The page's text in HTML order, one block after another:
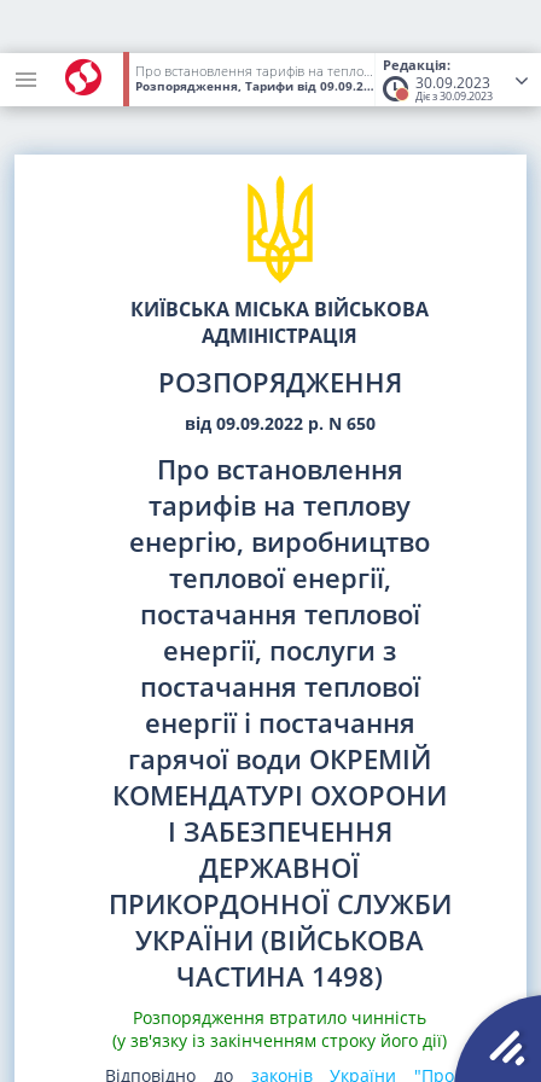
Редакція:
30.09.2023
Діє з 30.09.2023
Про встановлення тарифів на теплову енергію, виробництво теплової енергії, постачання теплової енергії, послуги з постачання теплової енергії і постачання гарячої води ОКРЕМІЙ КОМЕНДАТУРІ ОХОРОНИ І ЗАБЕЗПЕЧЕННЯ ДЕРЖАВНОЇ ПРИКОРДОННОЇ СЛУЖБИ УКРАЇНИ (ВІЙСЬКОВА ЧАСТИНА 1498)
Розпорядження, Тарифи від 09.09.2022 № 650 (Статус:Втратив
КИЇВСЬКА МІСЬКА ВІЙСЬКОВА
АДМІНІСТРАЦІЯ
РОЗПОРЯДЖЕННЯ
від 09.09.2022 р. N 650
Про встановлення
тарифів на теплову
енергію, виробництво
теплової енергії,
постачання теплової
енергії, послуги з
постачання теплової
енергії і постачання
гарячої води ОКРЕМІЙ
КОМЕНДАТУРІ ОХОРОНИ
І ЗАБЕЗПЕЧЕННЯ
ДЕРЖАВНОЇ
ПРИКОРДОННОЇ СЛУЖБИ
УКРАЇНИ (ВІЙСЬКОВА
ЧАСТИНА 1498)
Розпорядження втратило чинність
(у зв'язку із закінченням строку його дії)
Відповідно до законів України "Про